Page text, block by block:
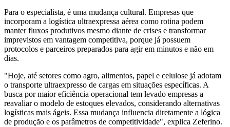
Para o especialista, é uma mudança cultural. Empresas que
incorporam a logística ultraexpressa aérea como rotina podem
manter fluxos produtivos mesmo diante de crises e transformar
imprevistos em vantagem competitiva, porque já possuem
protocolos e parceiros preparados para agir em minutos e não em
dias.
"Hoje, até setores como agro, alimentos, papel e celulose já adotam
o transporte ultraexpresso de cargas em situações específicas. A
busca por maior eficiência operacional tem levado empresas a
reavaliar o modelo de estoques elevados, considerando alternativas
logísticas mais ágeis. Essa mudança influencia diretamente a lógica
de produção e os parâmetros de competitividade", explica Zeferino.